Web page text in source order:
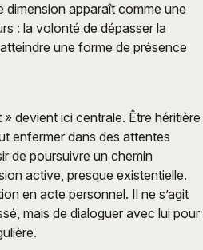
dimension apparaît comme une
: la volonté de dépasser la
une forme de présence
devient ici centrale. Être héritière
enfermer dans des attentes
de poursuivre un chemin
active, presque existentielle.
en acte personnel. Il ne s’agit
mais de dialoguer avec lui pour